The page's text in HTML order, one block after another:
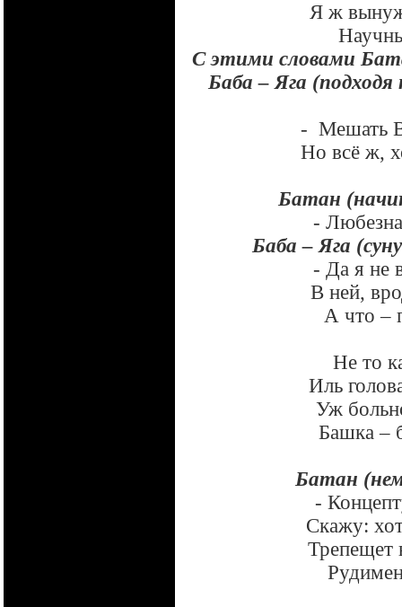
Я ж
С этими словами
Баба – Яга (подходя
- Мешать
Но всё ж,
Батан
-
Баба – Яга
- Да я не
В ней,
А что –
Не то
Иль
Уж
Башка –
Батан
-
Скажу:
Трепещет